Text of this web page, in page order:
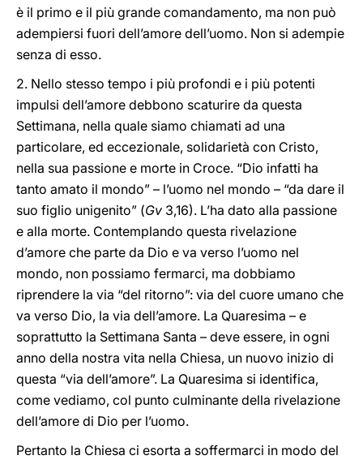
è il primo e il più grande comandamento, ma non può
adempiersi fuori dell’amore dell’uomo. Non si adempie
senza di esso.
2. Nello stesso tempo i più profondi e i più potenti
impulsi dell’amore debbono scaturire da questa
Settimana, nella quale siamo chiamati ad una
particolare, ed eccezionale, solidarietà con Cristo,
nella sua passione e morte in Croce. “Dio infatti ha
tanto amato il mondo” – l’uomo nel mondo – “da dare il
suo figlio unigenito” (Gv 3,16). L’ha dato alla passione
e alla morte. Contemplando questa rivelazione
d’amore che parte da Dio e va verso l’uomo nel
mondo, non possiamo fermarci, ma dobbiamo
riprendere la via “del ritorno”: via del cuore umano che
va verso Dio, la via dell’amore. La Quaresima – e
soprattutto la Settimana Santa – deve essere, in ogni
anno della nostra vita nella Chiesa, un nuovo inizio di
questa “via dell’amore”. La Quaresima si identifica,
come vediamo, col punto culminante della rivelazione
dell’amore di Dio per l’uomo.
Pertanto la Chiesa ci esorta a soffermarci in modo del